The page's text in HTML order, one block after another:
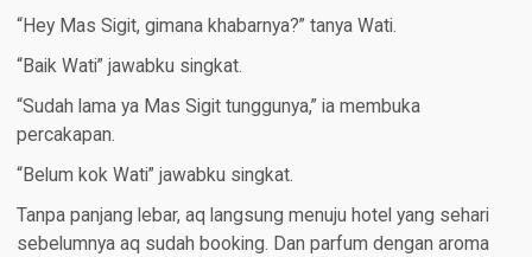
“Hey Mas Sigit, gimana khabarnya?” tanya Wati.
“Baik Wati” jawabku singkat.
“Sudah lama ya Mas Sigit tunggunya,” ia membuka
percakapan.
“Belum kok Wati” jawabku singkat.
Tanpa panjang lebar, aq langsung menuju hotel yang sehari
sebelumnya aq sudah booking. Dan parfum dengan aroma